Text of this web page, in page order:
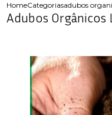
HomeCategoriasadubos
Adubos Orgânicos